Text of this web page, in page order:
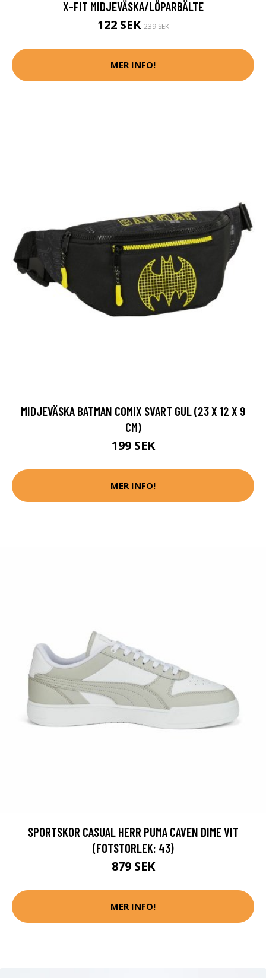
X-FIT MIDJEVÄSKA/LÖPARBÄLTE
122 SEK239 SEK
MER INFO!
MIDJEVÄSKA BATMAN COMIX SVART GUL (23 X 12 X 9
CM)
199 SEK
MER INFO!
SPORTSKOR CASUAL HERR PUMA CAVEN DIME VIT
(FOTSTORLEK: 43)
879 SEK
MER INFO!